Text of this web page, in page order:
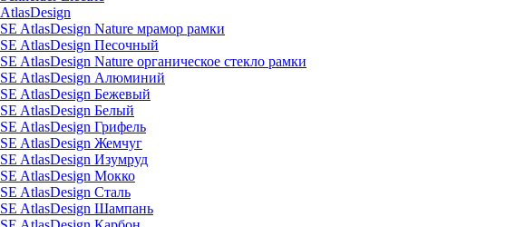
AtlasDesign
SE AtlasDesign Nature мрамор рамки
SE AtlasDesign Песочный
SE AtlasDesign Nature органическое стекло рамки
SE AtlasDesign Алюминий
SE AtlasDesign Бежевый
SE AtlasDesign Белый
SE AtlasDesign Грифель
SE AtlasDesign Жемчуг
SE AtlasDesign Изумруд
SE AtlasDesign Мокко
SE AtlasDesign Сталь
SE AtlasDesign Шампань